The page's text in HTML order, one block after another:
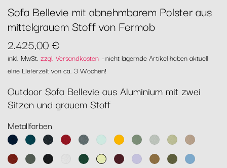
Sofa Bellevie mit abnehmbarem Polster aus
mittelgrauem Stoff von Fermob
2.425,00 €
inkl. MwSt. zzgl. Versandkosten nicht lagernde Artikel haben aktuell
eine Lieferzeit von ca. 3 Wochen!
Outdoor Sofa Bellevie aus Aluminium mit zwei
Sitzen und grauem Stoff
Metallfarben
AbyssblauAcapulcoblau
Anthrazit
Chili Gewittergrau
Gletscherminze
HonigKaktusLehmgrau
LindgrünMuskat
OckerRosmarin
Lakritz Baumwollweiß
Zederngrün
Zitronensorbet
Schwarzkirsche
Marshmallo
Lebkuchen
PestoMaya